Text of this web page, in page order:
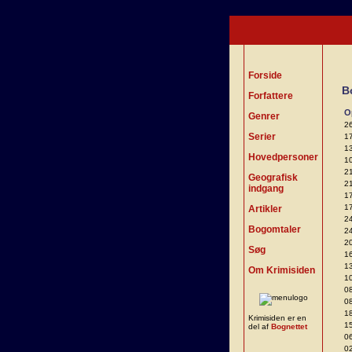
Forside
Forfattere
Genrer
Serier
Hovedpersoner
Geografisk
indgang
Artikler
Bogomtaler
Søg
Om Krimisiden
Krimisiden er en
del af Bognettet